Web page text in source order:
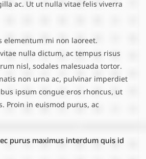
ac. Ut ut nulla vitae felis viverra
elementum mi non laoreet.
nulla dictum, ac tempus risus
nisl, sodales malesuada tortor.
non urna ac, pulvinar imperdiet
ipsum congue eros rhoncus, ut
Proin in euismod purus, ac
purus maximus interdum quis id